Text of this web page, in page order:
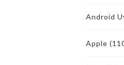
Android
Apple